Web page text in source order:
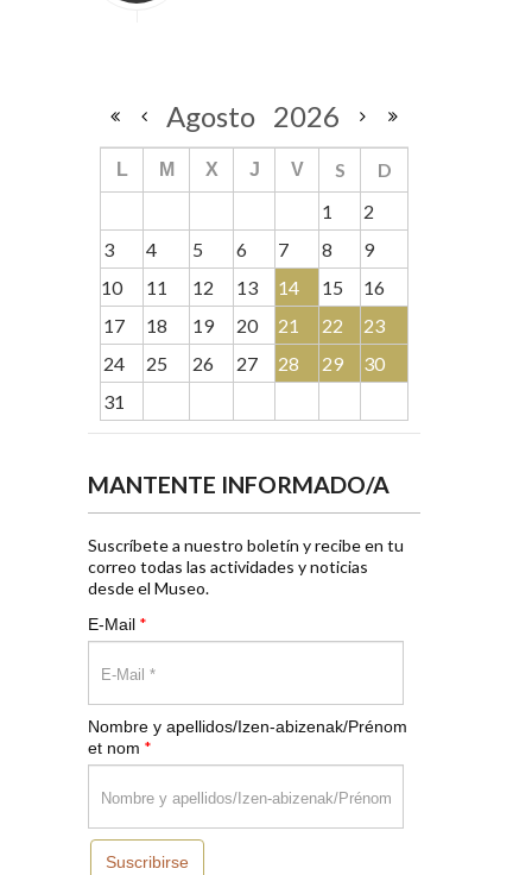
Agosto 2026
L M X J V S
D
1
2
3
4 5 6 7 8
9
10
11 12 13 14 15
16
17
18 19 20 21 22
23
24
25 26 27 28 29
30
31
MANTENTE INFORMADO/A
Suscríbete a nuestro boletín y recibe en tu
correo todas las actividades y noticias
desde el Museo.
E-Mail *
Nombre y apellidos/Izen-abizenak/Prénom
et nom *
Suscribirse